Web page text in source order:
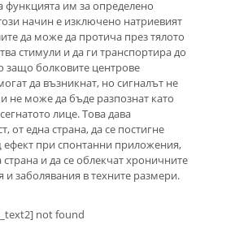
функцията им за определено
начин е изключено натриевият
да може да протича през тялото
стимули и да ги транспортира до
защо болковите центрове
да възникнат, но сигналът не
не може да бъде разпознат като
лице. Това дава
от една страна, да се постигне
при спонтанни приложения,
страна и да се облекчат хроничните
и заболявания в техните размери.
not found